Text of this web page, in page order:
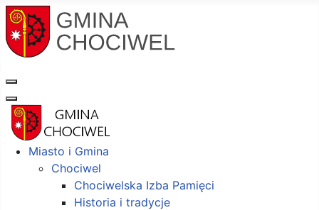
Miasto i Gmina
Chociwel
Chociwelska Izba Pamięci
Historia i tradycje